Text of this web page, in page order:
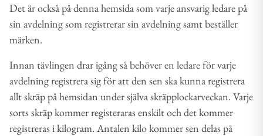
Det är också på denna hemsida som varje ansvarig ledare på
sin avdelning som registrerar sin avdelning samt beställer
märken.
Innan tävlingen drar igång så behöver en ledare för varje
avdelning registrera sig för att den sen ska kunna registrera
allt skräp på hemsidan under själva skräpplockarveckan. Varje
sorts skräp kommer registeraras enskilt och det kommer
registreras i kilogram. Antalen kilo kommer sen delas på